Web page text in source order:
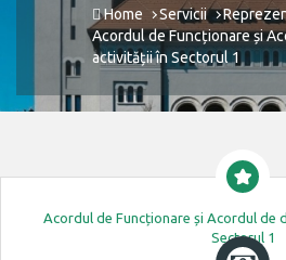
Home Servicii
Acordul de Funcționare și
activității în Sectorul 1
Acordul de Funcționare și Acordul de
Sectorul 1